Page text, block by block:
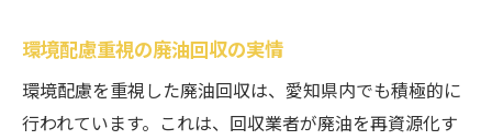
環境配慮重視の廃油回収の実情
環境配慮を重視した廃油回収は、愛知県内でも積極的に
行われています。これは、回収業者が廃油を再資源化す